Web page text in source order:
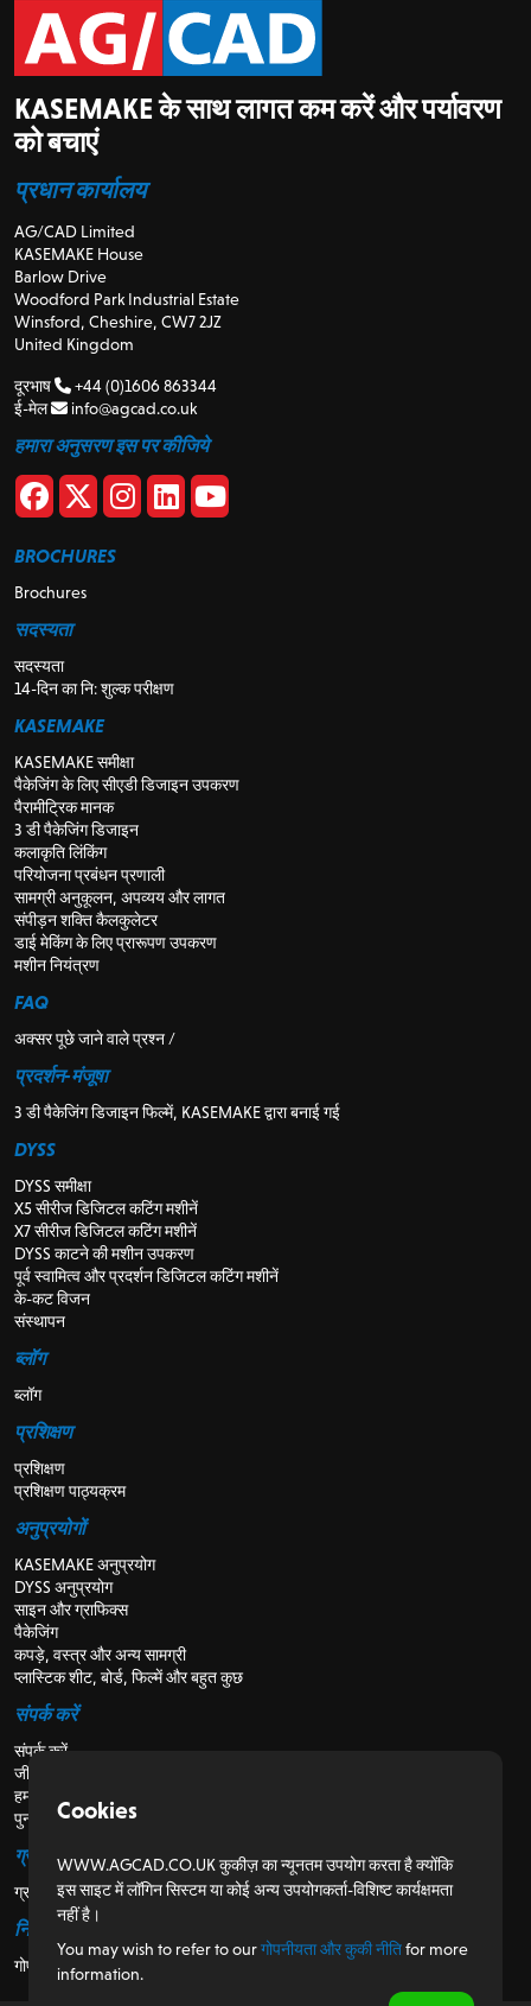
KASEMAKE के साथ लागत कम करें और पर्यावरण
को बचाएं
प्रधान कार्यालय
AG/CAD Limited
KASEMAKE House
Barlow Drive
Woodford Park Industrial Estate
Winsford, Cheshire, CW7 2JZ
United Kingdom
दूरभाष
+44 (0)1606 863344
ई-मेल
info@agcad.co.uk
हमारा अनुसरण इस पर कीजिये
BROCHURES
Brochures
सदस्यता
सदस्यता
14-दिन का नि: शुल्क परीक्षण
KASEMAKE
KASEMAKE समीक्षा
पैकेजिंग के लिए सीएडी डिजाइन उपकरण
पैरामीट्रिक मानक
3 डी पैकेजिंग डिजाइन
कलाकृति लिंकिंग
परियोजना प्रबंधन प्रणाली
सामग्री अनुकूलन, अपव्यय और लागत
संपीड़न शक्ति कैलकुलेटर
डाई मेकिंग के लिए प्रारूपण उपकरण
मशीन नियंत्रण
FAQ
अक्सर पूछे जाने वाले प्रश्न /
प्रदर्शन-मंजूषा
3 डी पैकेजिंग डिजाइन फिल्में, KASEMAKE द्वारा बनाई गई
DYSS
DYSS समीक्षा
X5 सीरीज डिजिटल कटिंग मशीनें
X7 सीरीज डिजिटल कटिंग मशीनें
DYSS काटने की मशीन उपकरण
पूर्व स्वामित्व और प्रदर्शन डिजिटल कटिंग मशीनें
के-कट विजन
संस्थापन
ब्लॉग
ब्लॉग
प्रशिक्षण
प्रशिक्षण
प्रशिक्षण पाठ्यक्रम
अनुप्रयोगों
KASEMAKE अनुप्रयोग
DYSS अनुप्रयोग
साइन और ग्राफिक्स
पैकेजिंग
कपड़े, वस्त्र और अन्य सामग्री
प्लास्टिक शीट, बोर्ड, फिल्में और बहुत कुछ
संपर्क करें
संपर्क करें
जीविका
हमारे बारे में
पुनर्विक्रेताओं के लिए
ग्राहकों के लिए
ग्राहक पोर्टल
नियामक
गोपनीयता और कुकी नीति
Cookies
WWW.AGCAD.CO.UK कुकीज़ का न्यूनतम उपयोग करता है क्योंकि
इस साइट में लॉगिन सिस्टम या कोई अन्य उपयोगकर्ता-विशिष्ट कार्यक्षमता
नहीं है।
You may wish to refer to ourगोपनीयता और कुकी नीतिfor more
information.